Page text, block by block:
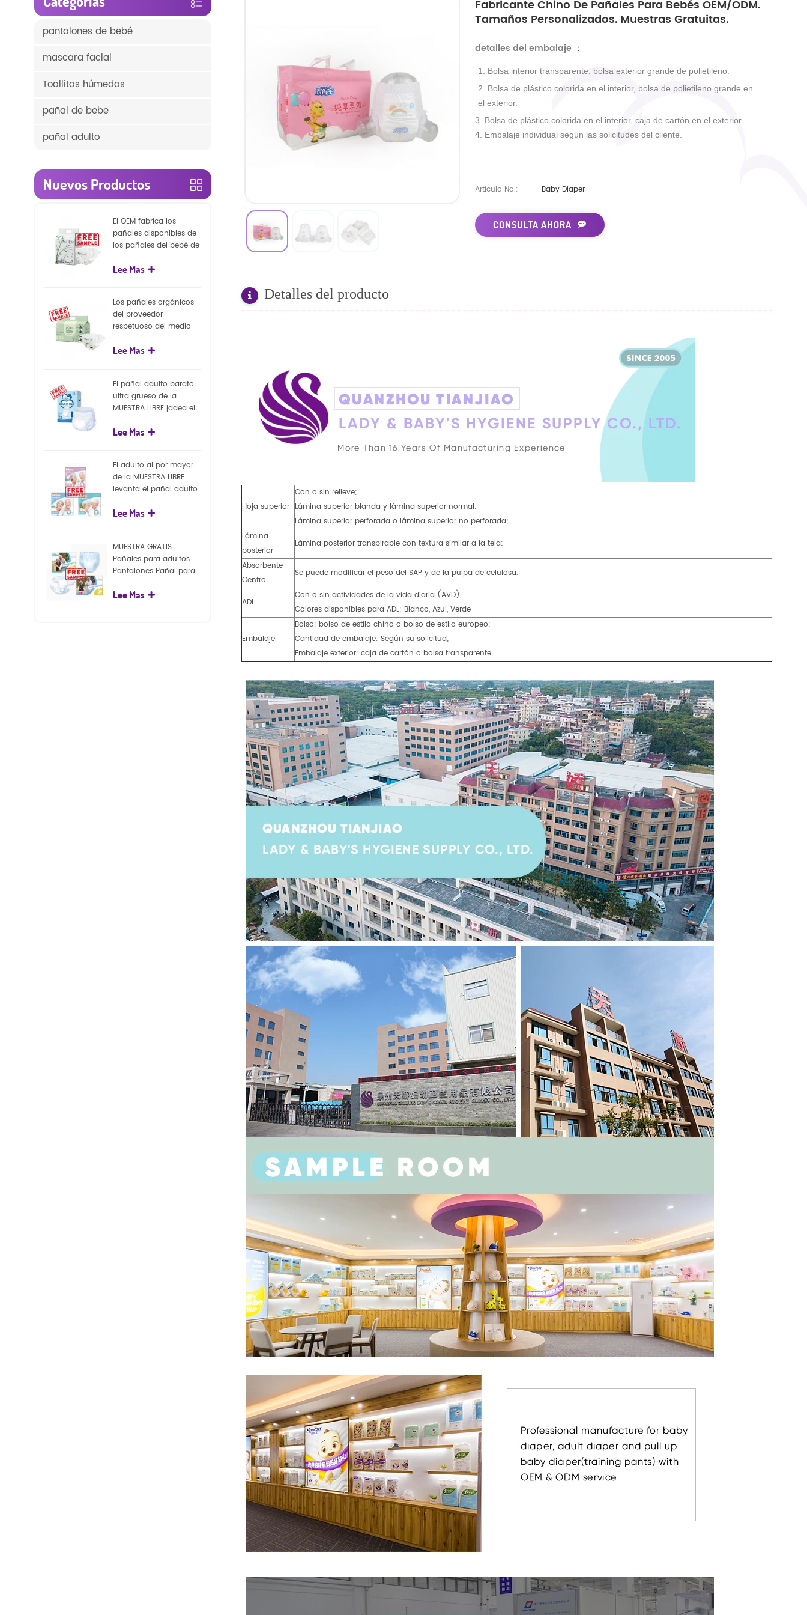
Fabricante Chino De Pañales Para Bebés OEM/ODM.
Tamaños Personalizados. Muestras Gratuitas.
detalles del embalaje ：
1. Bolsa interior transparente, bolsa exterior grande de polietileno.
2. Bolsa de plástico colorida en el interior, bolsa de polietileno grande en
el exterior.
3. Bolsa de plástico colorida en el interior, caja de cartón en el exterior.
4. Embalaje individual según las solicitudes del cliente.
Artículo No.: Baby Diaper
CONSULTA AHORA
Detalles del producto
Hoja superior
Con o sin relieve;
Lámina superior blanda y lámina superior normal;
Lámina superior perforada o lámina superior no perforada;
Lámina
posterior
Lámina posterior transpirable con textura similar a la tela;
Absorbente
Centro
Se puede modificar el peso del SAP y de la pulpa de celulosa.
ADL
Con o sin actividades de la vida diaria (AVD)
Colores disponibles para ADL: Blanco, Azul, Verde
Embalaje
Bolso: bolso de estilo chino o bolso de estilo europeo;
Cantidad de embalaje: Según su solicitud;
Embalaje exterior: caja de cartón o bolsa transparente
pantalones de bebé
mascara facial
Toallitas húmedas
pañal de bebe
pañal adulto
Nuevos Productos
El OEM fabrica los
pañales disponibles de
los pañales del bebé de
capa superficial
Lee Mas
Los pañales orgánicos
del proveedor
respetuoso del medio
llegada venden al por
de la naturaleza
Lee Mas
El pañal adulto barato
ultra grueso de la
MUESTRA LIBRE jadea el
para el adulto
Lee Mas
El adulto al por mayor
de la MUESTRA LIBRE
levanta el pañal adulto
pantalones del pañal
Lee Mas
MUESTRA GRATIS
Pañales para adultos
Pantalones Pañal para
para adultos
Lee Mas